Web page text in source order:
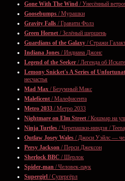
Gone With The Wind / Унесённый
Goosebumps / Мурашки
Gravity Falls / Гравити Фолз
Green Hornet / Зелёный шершень
Guardians of the Galaxy / Стражи
Indiana Jones / Индиана Джонс
Legend of the Seeker / Легенда об
Lemony Snicket's A Series of
несчастья
Mad Max / Безумный Макс
Maleficent / Малефисента
Metro 2033 / Метро 2033
Nightmare on Elm Street / Кошмар на
Ninja Turtles / Черепашки-ниндзя /
Outlaw Josey Wales / Джоси Уэйлс —
Persy Jackson / Перси Джексон
Sherlock BBC / Шерлок
Spider-man / Человек-паук
Supergirl / Супергёрл